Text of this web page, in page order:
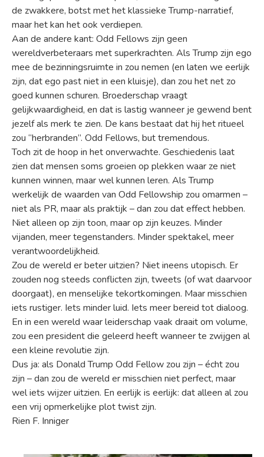
de zwakkere, botst met het klassieke Trump-narratief,
maar het kan het ook verdiepen.
Aan de andere kant: Odd Fellows zijn geen
wereldverbeteraars met superkrachten. Als Trump zijn ego
mee de bezinningsruimte in zou nemen (en laten we eerlijk
zijn, dat ego past niet in een kluisje), dan zou het net zo
goed kunnen schuren. Broederschap vraagt
gelijkwaardigheid, en dat is lastig wanneer je gewend bent
jezelf als merk te zien. De kans bestaat dat hij het ritueel
zou “herbranden”. Odd Fellows, but tremendous.
Toch zit de hoop in het onverwachte. Geschiedenis laat
zien dat mensen soms groeien op plekken waar ze niet
kunnen winnen, maar wel kunnen leren. Als Trump
werkelijk de waarden van Odd Fellowship zou omarmen –
niet als PR, maar als praktijk – dan zou dat effect hebben.
Niet alleen op zijn toon, maar op zijn keuzes. Minder
vijanden, meer tegenstanders. Minder spektakel, meer
verantwoordelijkheid.
Zou de wereld er beter uitzien? Niet ineens utopisch. Er
zouden nog steeds conflicten zijn, tweets (of wat daarvoor
doorgaat), en menselijke tekortkomingen. Maar misschien
iets rustiger. Iets minder luid. Iets meer bereid tot dialoog.
En in een wereld waar leiderschap vaak draait om volume,
zou een president die geleerd heeft wanneer te zwijgen al
een kleine revolutie zijn.
Dus ja: als Donald Trump Odd Fellow zou zijn – écht zou
zijn – dan zou de wereld er misschien niet perfect, maar
wel iets wijzer uitzien. En eerlijk is eerlijk: dat alleen al zou
een vrij opmerkelijke plot twist zijn.
Rien F. Inniger